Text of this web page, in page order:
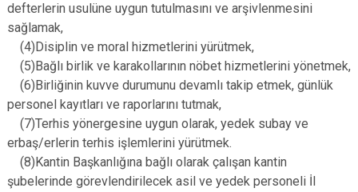
defterlerin usulüne uygun tutulmasını ve arşivlenmesini
sağlamak,
(4)Disiplin ve moral hizmetlerini yürütmek,
(5)Bağlı birlik ve karakollarının nöbet hizmetlerini yönetmek,
(6)Birliğinin kuvve durumunu devamlı takip etmek, günlük
personel kayıtları ve raporlarını tutmak,
(7)Terhis yönergesine uygun olarak, yedek subay ve
erbaş/erlerin terhis işlemlerini yürütmek.
(8)Kantin Başkanlığına bağlı olarak çalışan kantin
şubelerinde görevlendirilecek asil ve yedek personeli İl